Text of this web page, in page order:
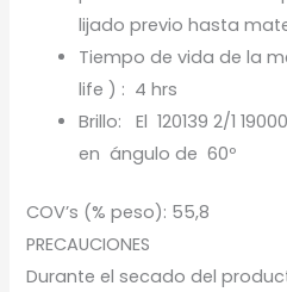
lijado previo hasta
Tiempo de vida de la
life ) : 4 hrs
Brillo: El 120139 2/1
en ángulo de 60º
COV’s (% peso): 55,8
PRECAUCIONES
Durante el secado del